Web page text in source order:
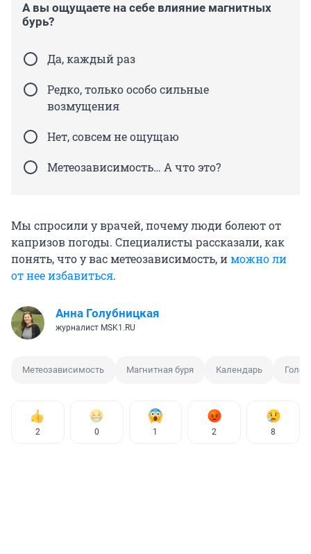
А вы ощущаете на себе влияние магнитных
бурь?
Да, каждый раз
Редко, только особо сильные
возмущения
Нет, совсем не ощущаю
Метеозависимость… А что это?
Мы спросили у врачей, почему люди болеют от
капризов погоды. Специалисты рассказали, как
понять, что у вас метеозависимость, иможно ли
от нее избавиться.
Анна Голубницкая
журналист MSK1.RU
Метеозависимость Магнитная буря Календарь
2 0 1 2 8